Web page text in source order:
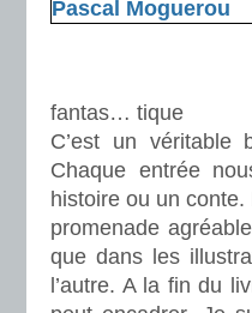
fantas… tique
C’est un véritable
Chaque entrée
histoire ou un
promenade
que dans les
l’autre. A la fin du